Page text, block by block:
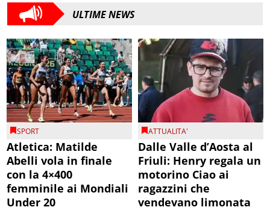
ULTIME NEWS
SPORT
Atletica: Matilde
Abelli vola in finale
con la 4×400
femminile ai Mondiali
Under 20
ATTUALITA'
Dalle Valle d’Aosta al
Friuli: Henry regala un
motorino Ciao ai
ragazzini che
vendevano limonata